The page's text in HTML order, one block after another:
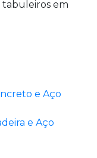
tabuleiros em
e Aço
e Aço